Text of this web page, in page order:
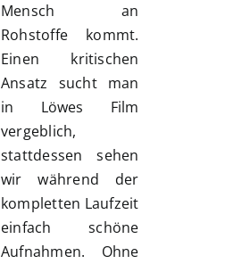
Mensch an
Rohstoffe kommt.
Einen kritischen
Ansatz sucht man
in Löwes Film
vergeblich,
stattdessen sehen
wir während der
kompletten Laufzeit
einfach schöne
Aufnahmen. Ohne